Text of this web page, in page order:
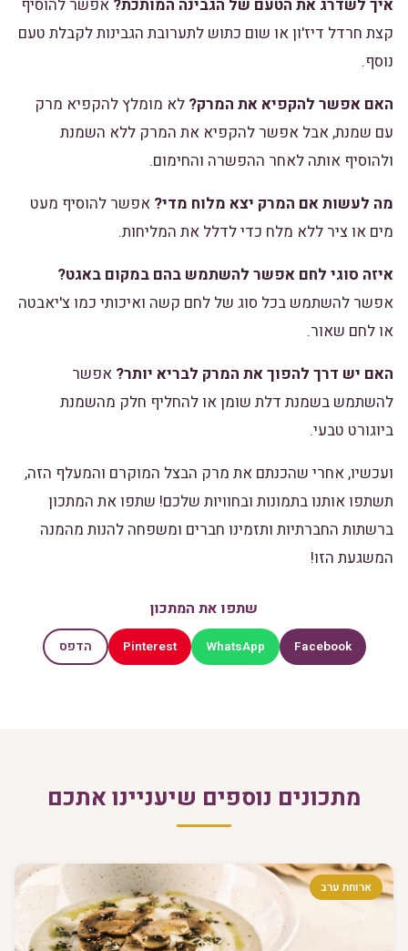
איך לשדרג את הטעם של הגבינה המותכת? אפשר להוסיף
קצת חרדל דיז'ון או שום כתוש לתערובת הגבינות לקבלת טעם
נוסף.
האם אפשר להקפיא את המרק? לא מומלץ להקפיא מרק
עם שמנת, אבל אפשר להקפיא את המרק ללא השמנת
ולהוסיף אותה לאחר ההפשרה והחימום.
מה לעשות אם המרק יצא מלוח מדי? אפשר להוסיף מעט
מים או ציר ללא מלח כדי לדלל את המליחות.
איזה סוגי לחם אפשר להשתמש בהם במקום באגט?
אפשר להשתמש בכל סוג של לחם קשה ואיכותי כמו צ'יאבטה
או לחם שאור.
האם יש דרך להפוך את המרק לבריא יותר? אפשר
להשתמש בשמנת דלת שומן או להחליף חלק מהשמנת
ביוגורט טבעי.
ועכשיו, אחרי שהכנתם את מרק הבצל המוקרם והמעלף הזה,
תשתפו אותנו בתמונות ובחוויות שלכם! שתפו את המתכון
ברשתות החברתיות ותזמינו חברים ומשפחה להנות מהמנה
המשגעת הזו!
שתפו את המתכון
Facebook
WhatsApp
Pinterest הדפס
מתכונים נוספים שיעניינו אתכם
ארוחת ערב